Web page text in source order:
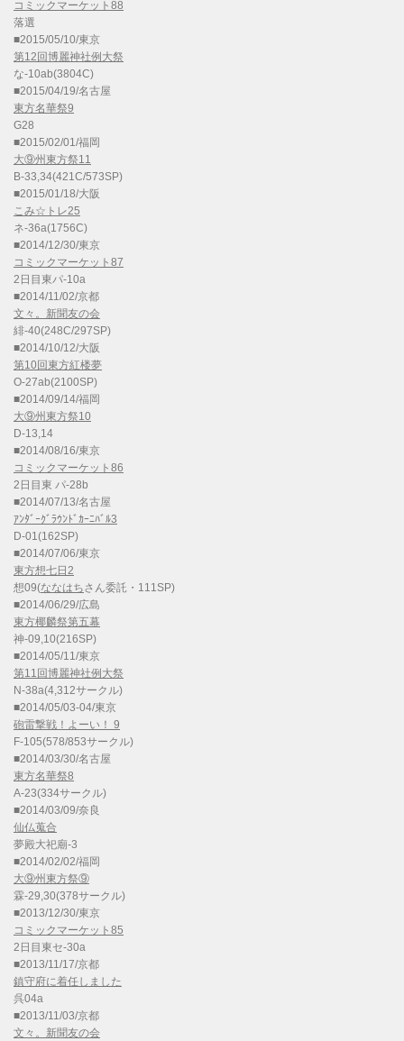
コミックマーケット88
落選
■2015/05/10/東京
第12回博麗神社例大祭
な-10ab(3804C)
■2015/04/19/名古屋
東方名華祭9
G28
■2015/02/01/福岡
大⑨州東方祭11
B-33,34(421C/573SP)
■2015/01/18/大阪
こみ☆トレ25
ネ-36a(1756C)
■2014/12/30/東京
コミックマーケット87
2日目東パ-10a
■2014/11/02/京都
文々。新聞友の会
緋-40(248C/297SP)
■2014/10/12/大阪
第10回東方紅楼夢
O-27ab(2100SP)
■2014/09/14/福岡
大⑨州東方祭10
D-13,14
■2014/08/16/東京
コミックマーケット86
2日目東 パ-28b
■2014/07/13/名古屋
ｱﾝﾀﾞｰｸﾞﾗｳﾝﾄﾞｶｰﾆﾊﾞﾙ3
D-01(162SP)
■2014/07/06/東京
東方想七日2
想09(ななはちさん委託・111SP)
■2014/06/29/広島
東方椰麟祭第五幕
神-09,10(216SP)
■2014/05/11/東京
第11回博麗神社例大祭
N-38a(4,312サークル)
■2014/05/03-04/東京
砲雷撃戦！よーい！ 9
F-105(578/853サークル)
■2014/03/30/名古屋
東方名華祭8
A-23(334サークル)
■2014/03/09/奈良
仙仏蒐合
夢殿大祀廟-3
■2014/02/02/福岡
大⑨州東方祭⑨
霖-29,30(378サークル)
■2013/12/30/東京
コミックマーケット85
2日目東セ-30a
■2013/11/17/京都
鎮守府に着任しました
呉04a
■2013/11/03/京都
文々。新聞友の会